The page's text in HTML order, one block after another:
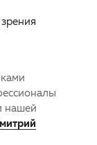
нашей